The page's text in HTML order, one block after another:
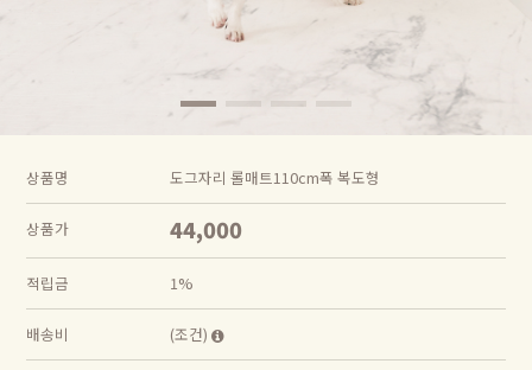
상품명 도그자리 롤매트110cm폭 복도형
상품가 44,000
적립금 1%
배송비 (조건)